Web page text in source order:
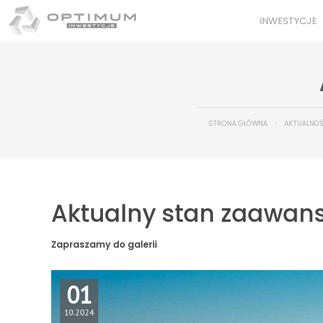
INWESTYCJE
STRONA GŁÓWNA
Aktualny stan
Zapraszamy do galerii
01
10.2024